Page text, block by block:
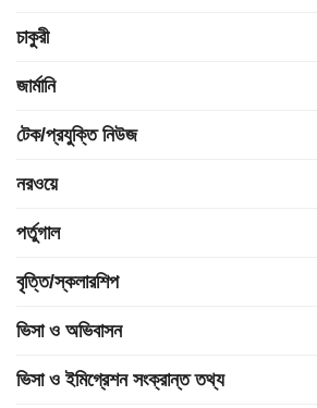
চাকুরী
জার্মানি
টেক/প্রযুক্তি নিউজ
নরওয়ে
পর্তুগাল
বৃত্তি/স্কলারশিপ
ভিসা ও অভিবাসন
ভিসা ও ইমিগ্রেশন সংক্রান্ত তথ্য